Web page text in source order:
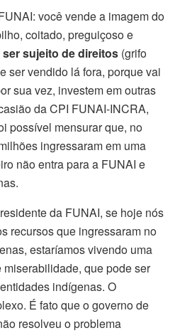
você vende a imagem do
coitado, preguiçoso e
sujeito de direitos (grifo
ser vendido lá fora, porque vai
sua vez, investem em outras
da CPI FUNAI-INCRA,
possível mensurar que, no
ingressaram em uma
não entra para a FUNAI e
da FUNAI, se hoje nós
recursos que ingressaram no
estaríamos vivendo uma
que pode ser
indígenas. O
É fato que o governo de
resolveu o problema